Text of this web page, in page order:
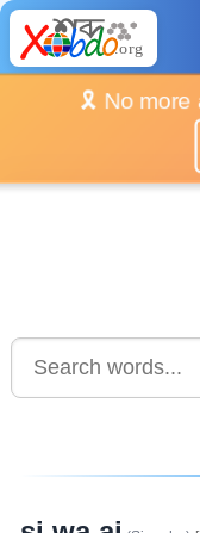
🎗️ No more